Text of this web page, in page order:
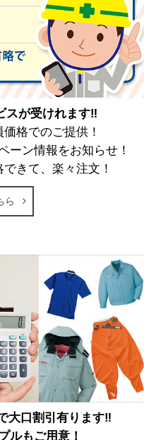
スが受けれます‼
格でのご提供！
ン情報をお知らせ！
きて、楽々注文！
ら
大口割引有ります‼
ルもご用意！